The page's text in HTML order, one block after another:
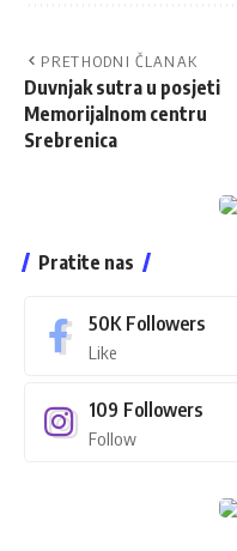
PRETHODNI ČLANAK
Duvnjak sutra u posjeti
Memorijalnom centru
Srebrenica
Pratite nas
50K Followers
Like
109 Followers
Follow